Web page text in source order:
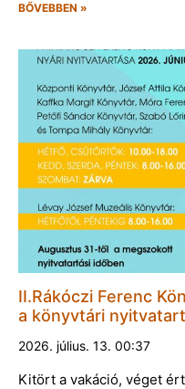
BŐVEBBEN »
II.Rákóczi Ferenc
a könyvtári
2026. július. 13. 00:37
Kitört a vakáció, véget